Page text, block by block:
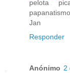
pelota
Jan
Responder
Anónimo 2